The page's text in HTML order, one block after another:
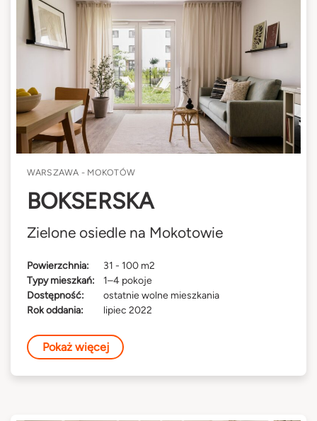
WARSZAWA - MOKOTÓW
BOKSERSKA
Zielone osiedle na Mokotowie
Powierzchnia:
31 - 100 m2
Typy mieszkań:
1–4 pokoje
Dostępność:
ostatnie wolne mieszkania
Rok oddania:
lipiec 2022
Pokaż więcej